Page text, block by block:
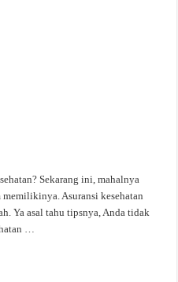
Sekarang ini, mahalnya
Asuransi kesehatan
Ya asal tahu tipsnya, Anda tidak
…